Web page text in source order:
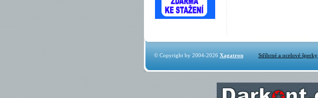
© Copyright by 2004-2026 Xagatron Stříbrné a ocelové šperky